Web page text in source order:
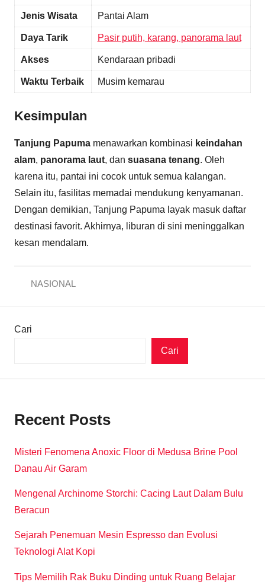
Jenis Wisata Pantai Alam
Daya Tarik Pasir putih, karang, panorama laut
Akses Kendaraan pribadi
Waktu Terbaik Musim kemarau
Kesimpulan
Tanjung Papuma menawarkan kombinasi keindahan
alam, panorama laut, dan suasana tenang. Oleh
karena itu, pantai ini cocok untuk semua kalangan.
Selain itu, fasilitas memadai mendukung kenyamanan.
Dengan demikian, Tanjung Papuma layak masuk daftar
destinasi favorit. Akhirnya, liburan di sini meninggalkan
kesan mendalam.
NASIONAL
Cari
Cari
Recent Posts
Misteri Fenomena Anoxic Floor di Medusa Brine Pool
Danau Air Garam
Mengenal Archinome Storchi: Cacing Laut Dalam Bulu
Beracun
Sejarah Penemuan Mesin Espresso dan Evolusi
Teknologi Alat Kopi
Tips Memilih Rak Buku Dinding untuk Ruang Belajar